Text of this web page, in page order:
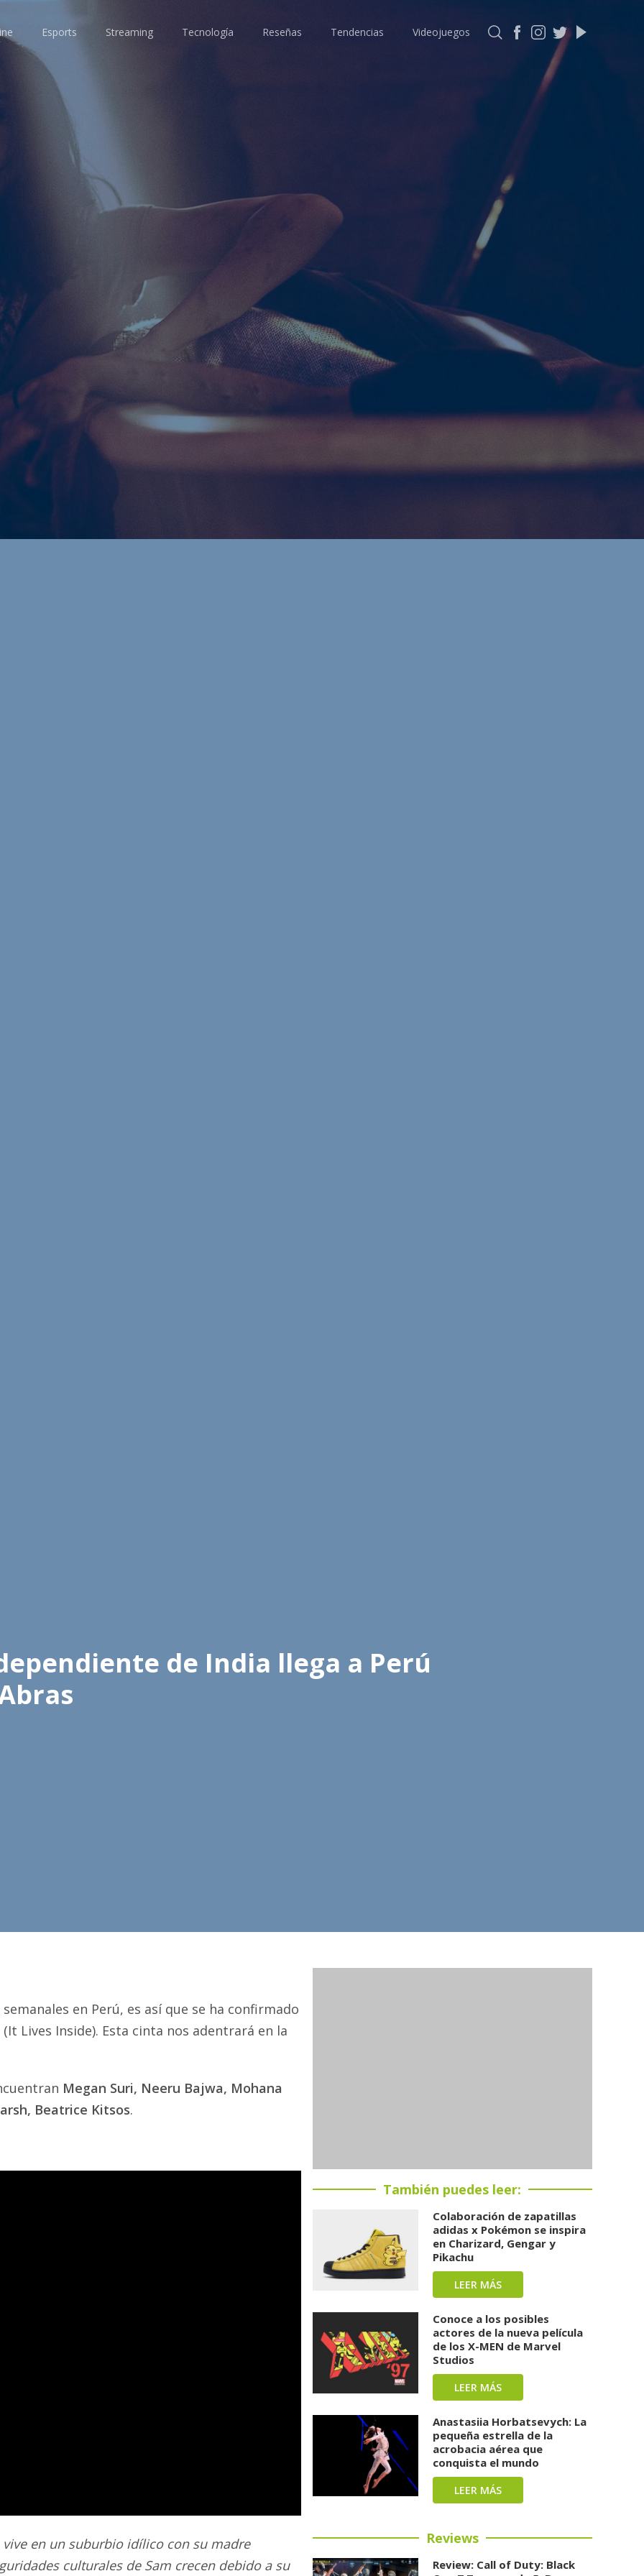
Esports Streaming Tecnología Reseñas Tendencias Videojuegos
de India llega a Perú
en Perú, es así que se ha confirmado
(It Lives Inside). Esta cinta nos adentrará en la
Megan Suri, Neeru Bajwa, Mohana
Beatrice Kitsos.
en un suburbio idílico con su madre
culturales de Sam crecen debido a su
También puedes leer:
Colaboración de zapatillas
adidas x Pokémon se inspira
en Charizard, Gengar y
Pikachu
LEER MÁS
Conoce a los posibles
actores de la nueva película
de los X-MEN de Marvel
Studios
LEER MÁS
Anastasiia Horbatsevych: La
pequeña estrella de la
acrobacia aérea que
conquista el mundo
LEER MÁS
Reviews
Review: Call of Duty: Black